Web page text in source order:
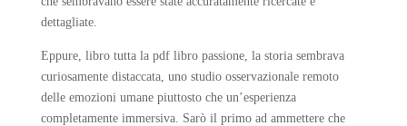
dettagliate.
Eppure, libro tutta la pdf libro passione, la storia sembrava
curiosamente distaccata, uno studio osservazionale remoto
delle emozioni umane piuttosto che un’esperienza
completamente immersiva. Sarò il primo ad ammettere che